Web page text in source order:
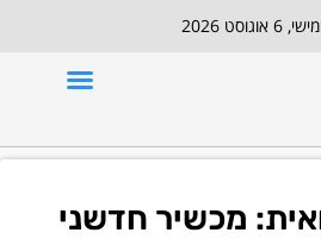
2026
מכשיר חדשני